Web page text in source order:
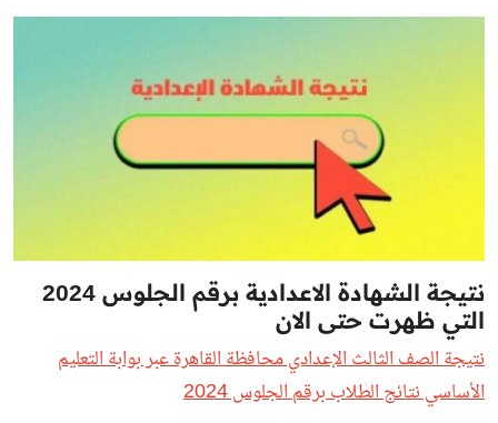
نتيجة الشهادة الاعدادية برقم الجلوس 2024
التي ظهرت حتى الان
نتيجة الصف الثالث الإعدادي محافظة القاهرة عبر بوابة التعليم
الأساسي نتائج الطلاب برقم الجلوس 2024